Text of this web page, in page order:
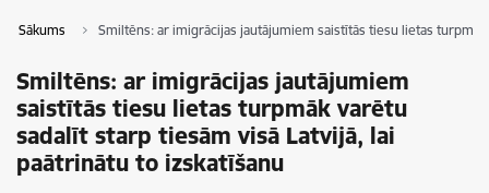
Sākums Smiltēns: ar imigrācijas jautājumiem saistītās tiesu lietas
Smiltēns: ar imigrācijas jautājumiem
saistītās tiesu lietas turpmāk varētu
sadalīt starp tiesām visā Latvijā, lai
paātrinātu to izskatīšanu